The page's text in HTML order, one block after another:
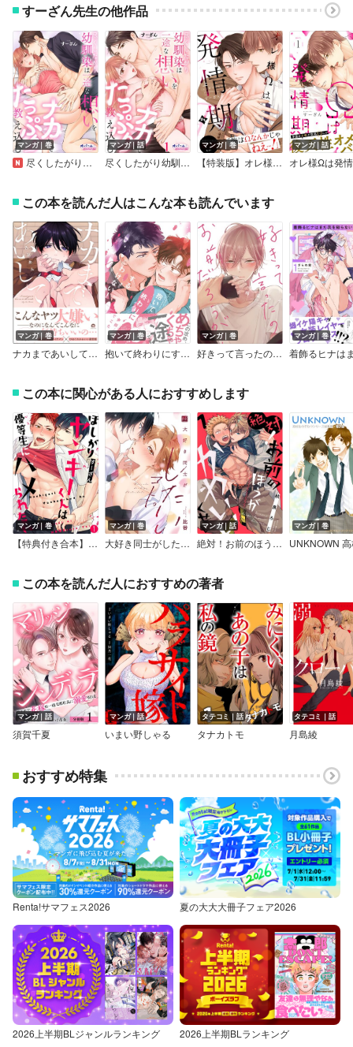
すーざん先生の他作品
マンガ｜巻
尽くしたがり幼馴染は一途な想いをナカまでたっぷり教え込む【電子単行本】【描き下ろし付】
マンガ｜話
尽くしたがり幼馴染は一途な想いをナカまでたっぷり教え込む
マンガ｜巻
【特装版】オレ様Ωは発情期【特典付き】
マンガ｜話
オレ様Ωは発
この本を読んだ人はこんな本も読んでいます
マンガ｜巻
ナカまであいして【電子限定かきおろし漫画付】
マンガ｜巻
抱いて終わりにするわけない！【単行本版】【電子限定描き下ろし漫画付き】
マンガ｜巻
好きって言ったのお前だろうが！【電子限定かきおろし付】
マンガ｜巻
この本に関心がある人におすすめします
マンガ｜巻
【特典付き合本】ほしがりヤンキーくんは優等生にハメられたい
マンガ｜巻
大好き同士がしたいコト。【単行本版／電子限定描き下ろしマンガ＆Renta！限定特典付】
マンガ｜話
絶対！お前のほうがかわいいくせに
マンガ｜巻
この本を読んだ人におすすめの著者
マンガ｜話
須賀千夏
マンガ｜話
いまい野しゃる
タテコミ｜話
タナカトモ
タテコミ｜話
月島綾
おすすめ特集
Renta!サマフェス2026 夏の大大大冊子フェア2026
2026上半期BLジャンルランキング 2026上半期BLランキング